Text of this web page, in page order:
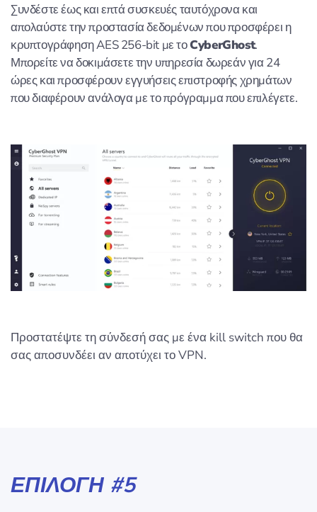
Συνδέστε έως και επτά συσκευές ταυτόχρονα και
απολαύστε την προστασία δεδομένων που προσφέρει η
κρυπτογράφηση AES 256-bit με τοCyberGhost.
Μπορείτε να δοκιμάσετε την υπηρεσία δωρεάν για 24
ώρες και προσφέρουν εγγυήσεις επιστροφής χρημάτων
που διαφέρουν ανάλογα με το πρόγραμμα που επιλέγετε.
Προστατέψτε τη σύνδεσή σας με ένα kill switch που θα
σας αποσυνδέει αν αποτύχει το VPN.
ΕΠΙΛΟΓΉ #5